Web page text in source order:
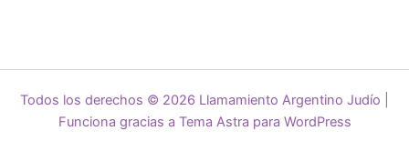
Todos los derechos © 2026 Llamamiento Argentino Judío |
Funciona gracias a Tema Astra para WordPress